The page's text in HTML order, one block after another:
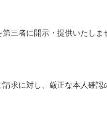
三者に開示・提供いたしま
求に対し、厳正な本人確認